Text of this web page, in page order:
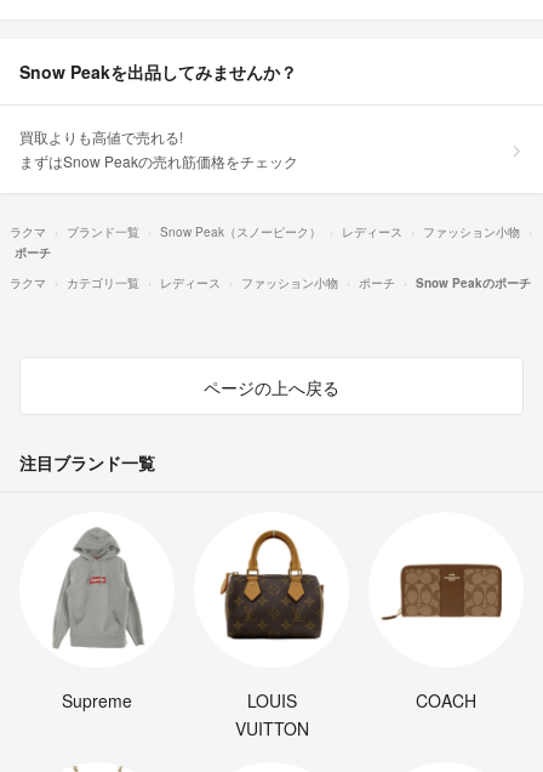
Snow Peakを出品してみませんか？
買取よりも高値で売れる!
まずはSnow Peakの売れ筋価格をチェック
ラクマ ブランド一覧 Snow Peak（スノーピーク） レディース
ファッション小物
ポーチ
ラクマ
カテゴリ一覧 レディース ファッション小物 ポーチ Snow Peakのポーチ
ページの上へ戻る
注目ブランド一覧
Supreme
LOUIS
VUITTON
COACH